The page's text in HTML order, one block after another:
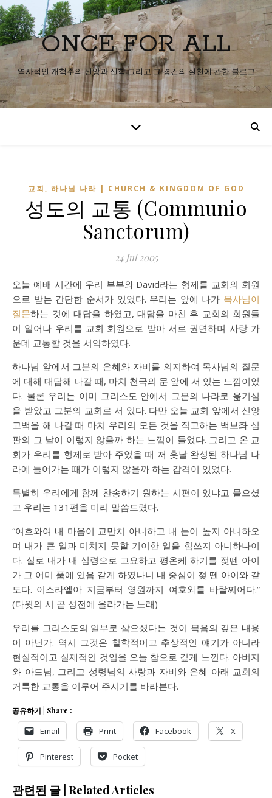
ONCE FOR ALL
역사적인 개혁주의 신앙과 신학 그리고 그 경건의 실천에 관한 블로그
교회, 하나님 나라 | CHURCH & KINGDOM OF GOD
성도의 교통 (Communio
Sanctorum)
24 Jul 2005
오늘 예배 시간에 우리 부부와 David라는 형제를 교회의 회원
으로 받는 간단한 순서가 있었다. 우리는 앞에 나가 목사님이
질문하는 것에 대답을 하였고, 대담을 마친 후 교회의 회원들
이 일어나 우리를 교회 회원으로 받아 서로 권면하며 사랑 가
운데 교통할 것을 서약하였다.
하나님 앞에서 그분의 은혜와 자비를 의지하여 목사님의 질문
에 대해 대답해 나갈 때, 마치 천국의 문 앞에 서 있는 느낌이었
다. 물론 우리는 이미 그리스도 안에서 그분의 나라로 옮기심
을 받았고 그분의 교회로 서 있다. 다만 오늘 교회 앞에서 신앙
고백을 해 나갈 때 마치 우리의 모든 것을 직고하는 백보좌 심
판의 그 날이 이렇지 않을까 하는 느낌이 들었다. 그리고 온 교
회가 우리를 형제로 받아 주었을 때 저 훗날 완성된 하나님 나
라에 들어가는 때가 이렇지 않을까 하는 감격이 있었다.
특별히 우리에게 함께 찬송하기 원하는 시편이 있냐고 물으셨
고 우리는 131편을 미리 말씀드렸다.
“여호와여 내 마음이 교만치 아니하고 내 눈이 높지 아니하오
며 내가 큰 일과 미치지 못할 기이한 일을 힘쓰지 아니하나이
다. 실로 내가 내 심령으로 고요하고 평온케 하기를 젖뗀 아이
가 그 어미 품에 있음 같게 하였나니 내 중심이 젖 뗀 아이와 같
도다. 이스라엘아 지금부터 영원까지 여호와를 바랄찌어다.”
(다윗의 시 곧 성전에 올라가는 노래)
우리를 그리스도의 일부로 삼으셨다는 것이 복음의 깊은 내용
이 아닌가. 역시 그것은 철학적이고 추상적인 얘기가 아니라
현실적이고 실제적인 것임을 오늘 참으로 깊게 느낀다. 아버지
와 아드님, 그리고 성령님의 사랑과 자비와 은혜 아래 교회의
거룩한 교통을 이루어 주시기를 바라본다.
공유하기 | Share :
Email Print Facebook X
Pinterest Pocket
관련된 글 | Related Articles